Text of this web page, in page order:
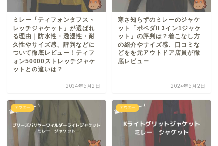
ミレー「ティフォンタフスト
レッチジャケット」が選ばれ
る理由｜防水性・透湿性・耐
久性やサイズ感、評判などに
ついて徹底レビュー！ティフ
ォン50000ストレッチジャケ
ットとの違いは？
2024年5月2日
寒さ知らずのミレーのジャケ
ット「ポベダII 3イン1ジャケ
ット」の評判は？着こなし方
の紹介やサイズ感、口コミな
どをを元アウトドア店員が徹
底レビュー
2024年5月2日
アウター アウター